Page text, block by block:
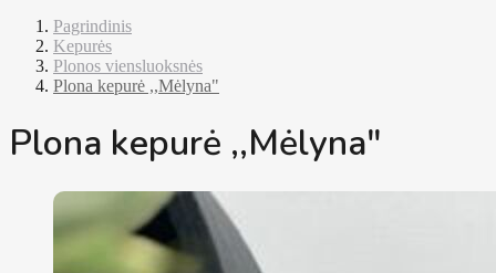
Pagrindinis
Kepurės
Plonos viensluoksnės
Plona kepurė ,,Mėlyna"
Plona kepurė ,,Mėlyna"